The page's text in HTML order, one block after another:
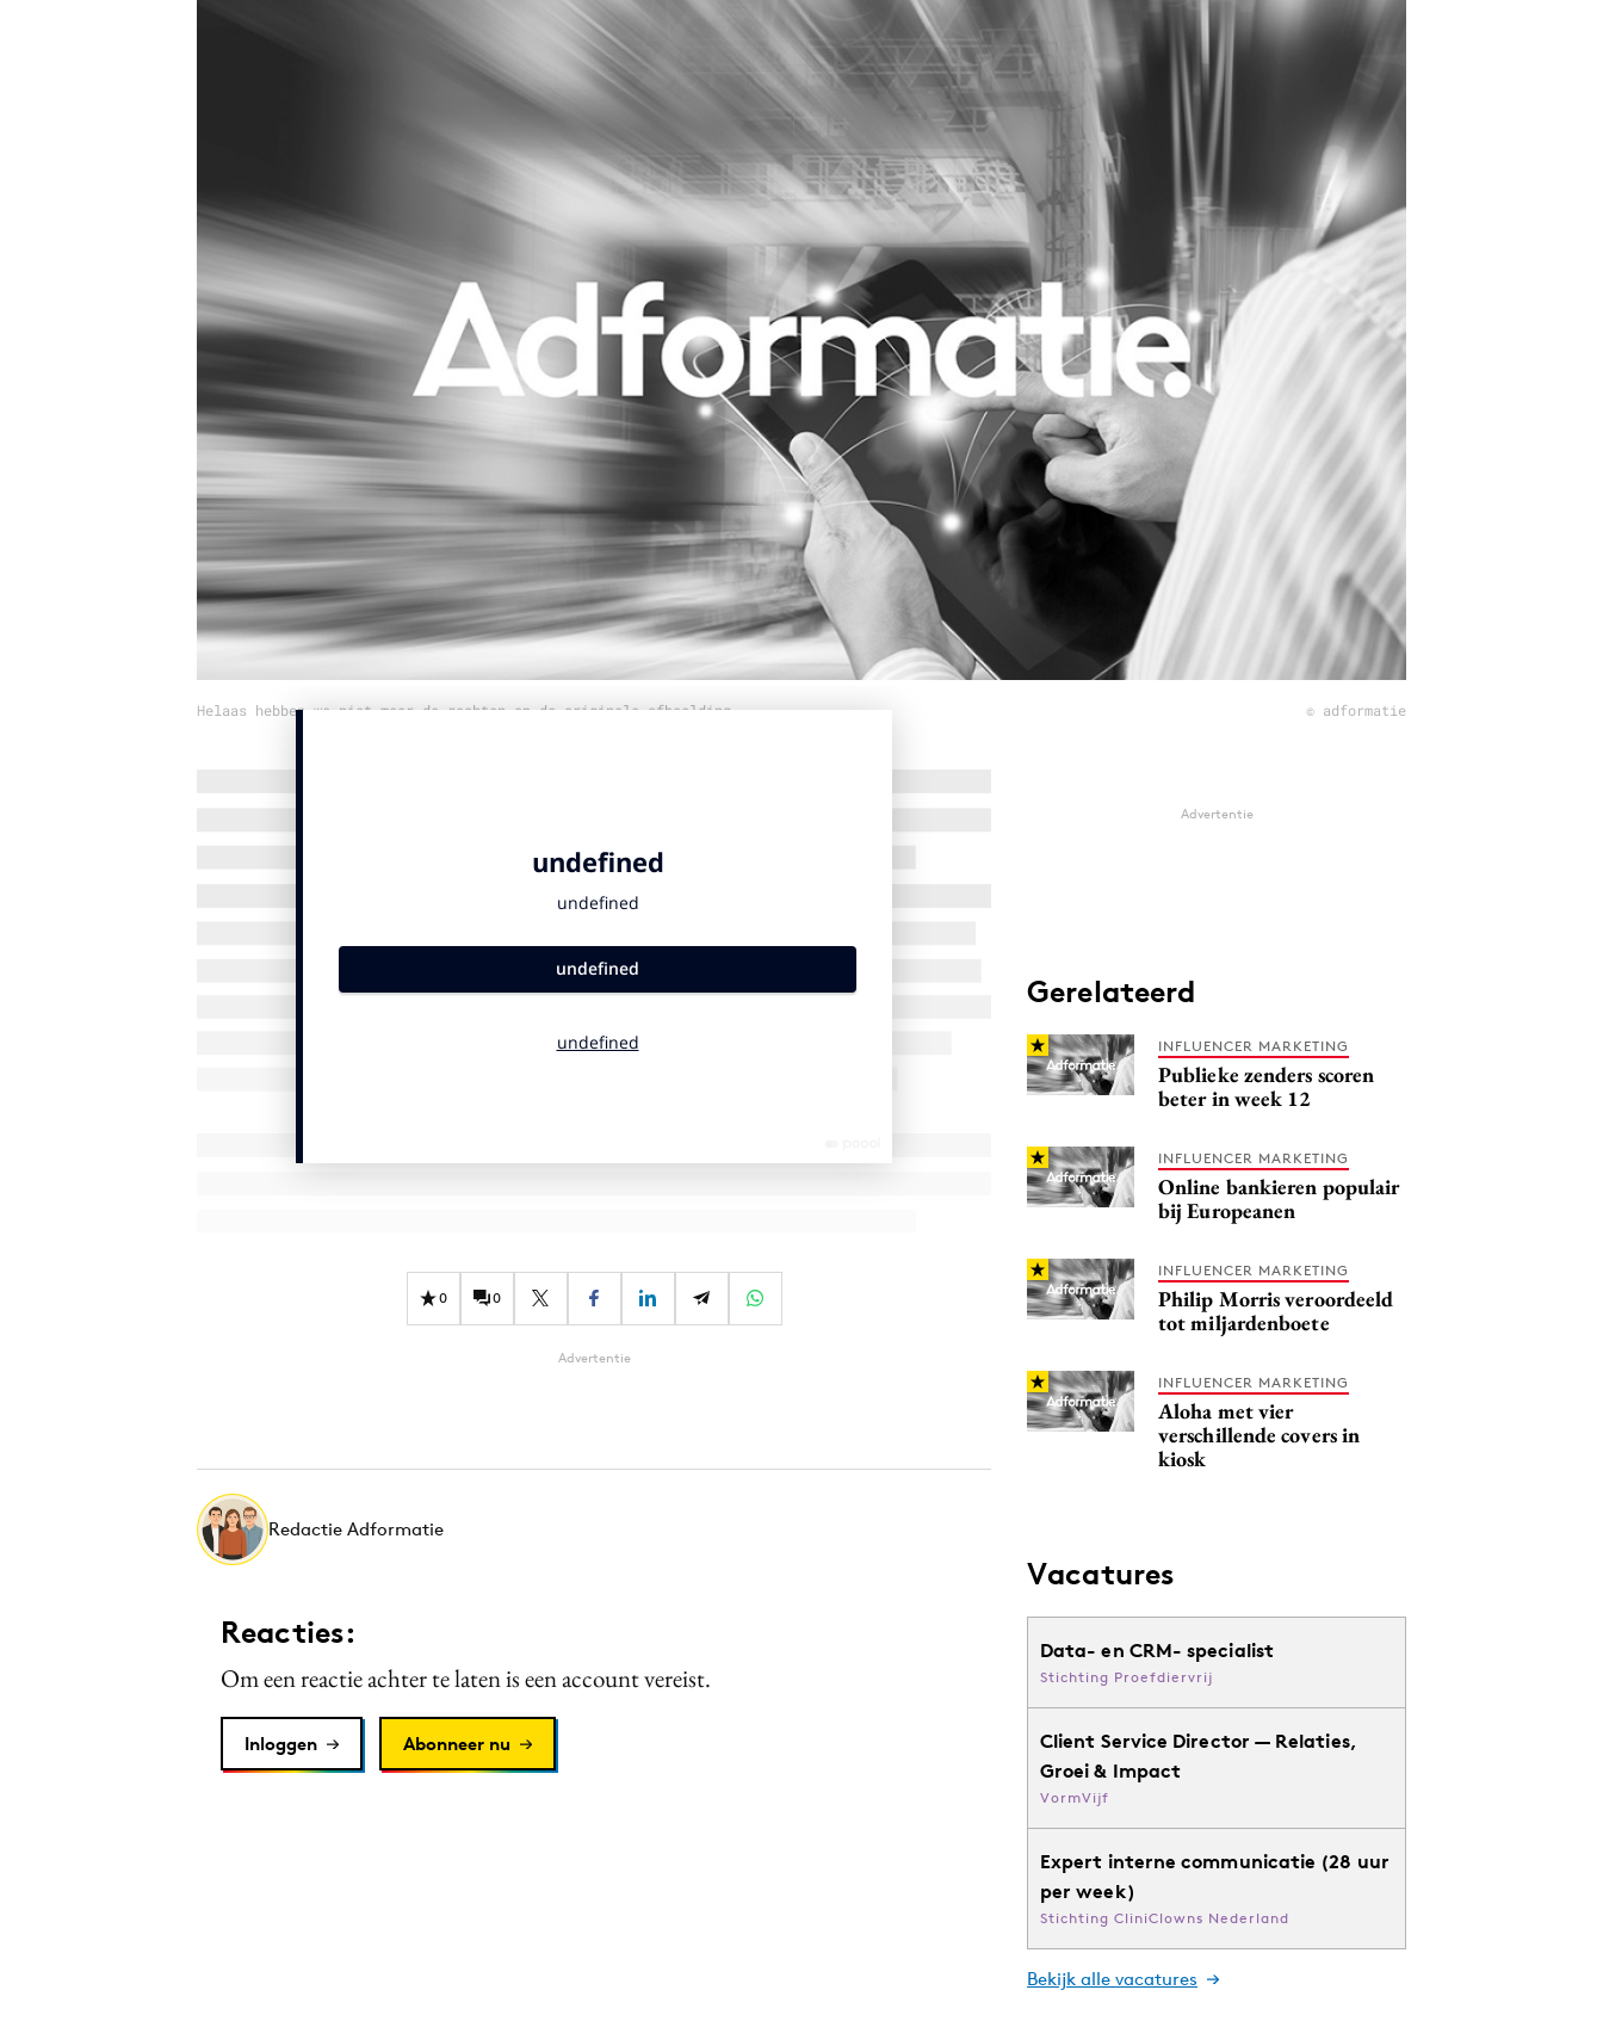
Influencer marketing
Interne communicatie
Purpose Marketing
Reputatie & crisis
Helaas hebben we niet meer de rechten op de originele afbeelding © adformatie
0 0
Advertentie
Redactie Adformatie
Reacties:
Om een reactie achter te laten is een account vereist.
Inloggen Abonneer nu
Advertentie
Gerelateerd
INFLUENCER MARKETING
Publieke zenders scoren
beter in week 12
INFLUENCER MARKETING
Online bankieren populair
bij Europeanen
INFLUENCER MARKETING
Philip Morris veroordeeld
tot miljardenboete
INFLUENCER MARKETING
Aloha met vier
verschillende covers in
kiosk
Vacatures
Data- en CRM- specialist
Stichting Proefdiervrij
Client Service Director — Relaties,
Groei & Impact
VormVijf
Expert interne communicatie (28 uur
per week)
Stichting CliniClowns Nederland
Bekijk alle vacatures